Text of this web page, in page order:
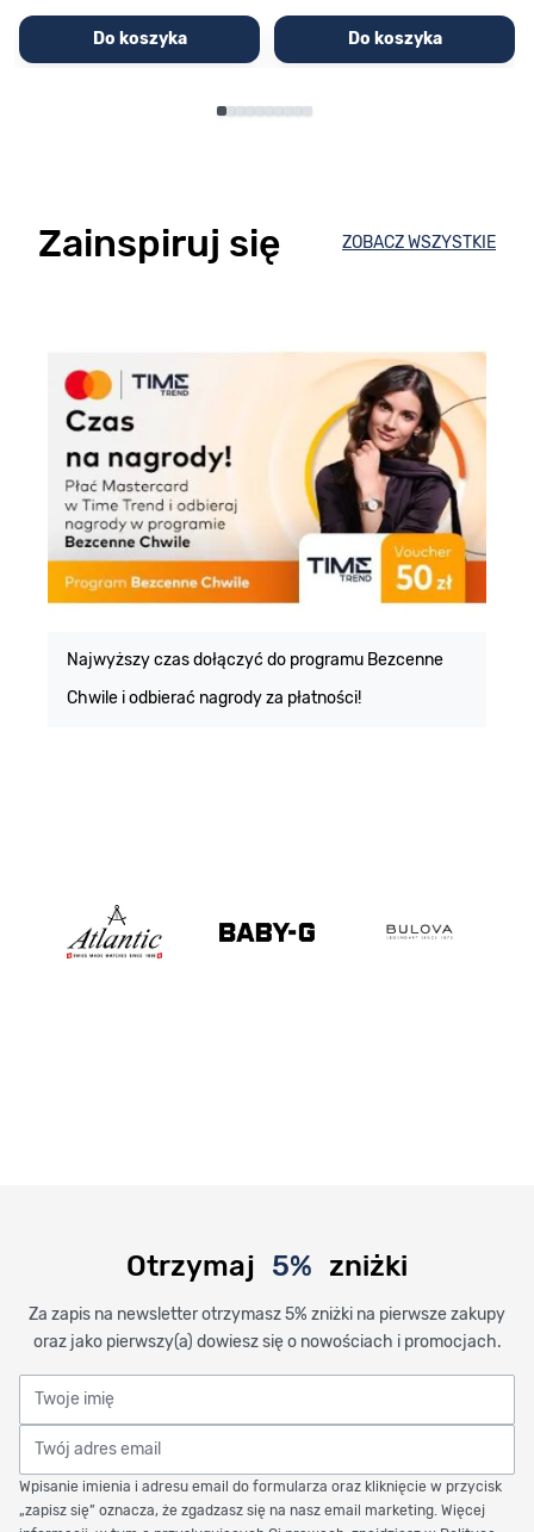
Do koszyka Do koszyka
Zainspiruj się ZOBACZ WSZYSTKIE
Najwyższy czas dołączyć do programu Bezcenne
Chwile i odbierać nagrody za płatności!
Otrzymaj 5% zniżki
Za zapis na newsletter otrzymasz 5% zniżki na pierwsze zakupy
oraz jako pierwszy(a) dowiesz się o nowościach i promocjach.
Twoje imię
Twój adres email
Wpisanie imienia i adresu email do formularza oraz kliknięcie w przycisk
„zapisz się” oznacza, że zgadzasz się na nasz email marketing. Więcej